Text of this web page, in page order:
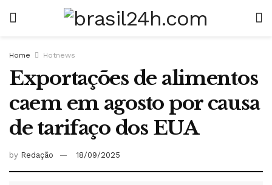
Home Hotnews
Exportações de alimentos
caem em agosto por causa
de tarifaço dos EUA
by Redação 18/09/2025